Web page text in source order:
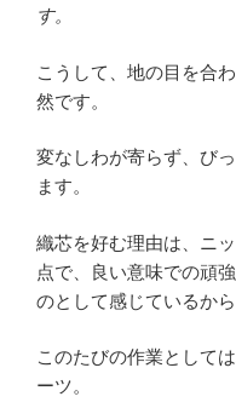
す。
こうして、地の目を合
然です。
変なしわが寄らず、び
ます。
織芯を好む理由は、ニ
点で、良い意味での頑
のとして感じているから
このたびの作業として
ーツ。